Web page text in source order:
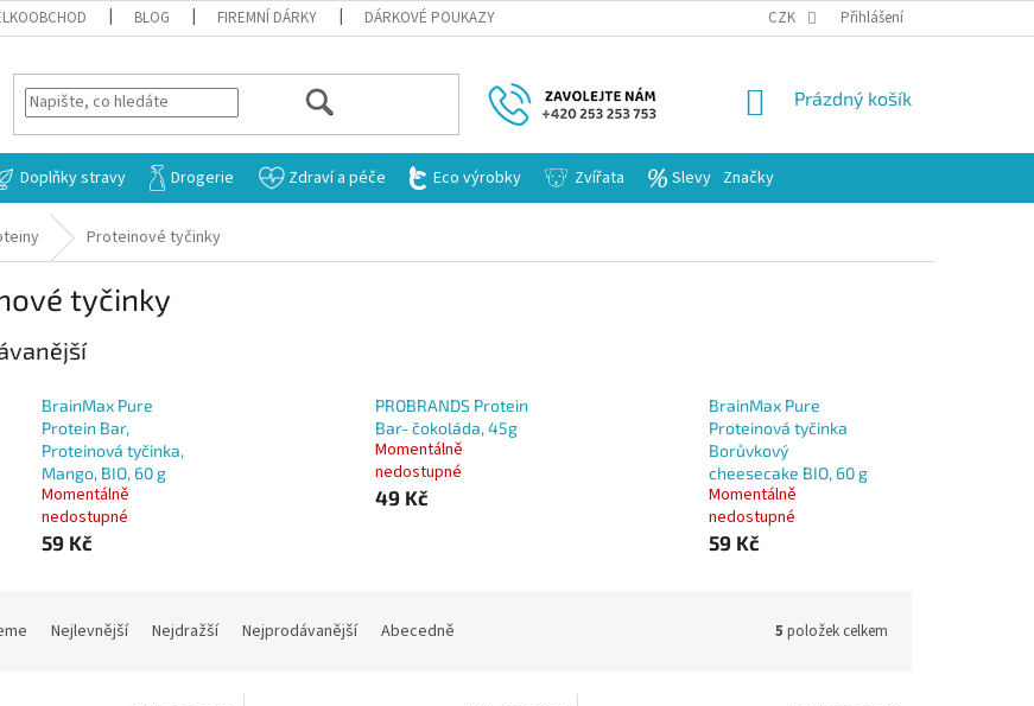
BLOG FIREMNÍ DÁRKY DÁRKOVÉ POUKAZY CZK Přihlášení
HLEDAT
NÁKUPNÍ
Prázdný košík
Doplňky stravy Drogerie Zdraví a péče Eco výrobky Zvířata Slevy Značky
Proteinové tyčinky
tyčinky
BrainMax Pure
Protein Bar,
Proteinová tyčinka,
Mango, BIO, 60 g
Momentálně
nedostupné
59 Kč
PROBRANDS Protein
Bar- čokoláda, 45g
Momentálně
nedostupné
49 Kč
BrainMax Pure
Proteinová tyčinka
Borůvkový
cheesecake BIO, 60 g
Momentálně
nedostupné
59 Kč
Nejlevnější Nejdražší Nejprodávanější Abecedně 5 položek celkem